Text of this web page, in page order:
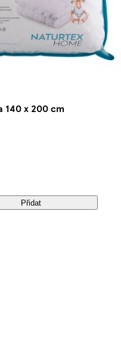
x 200 cm
Přidat